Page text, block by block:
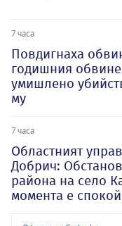
7 часа
Повдигнаха
годишния
умишлено
му
7 часа
Oбластният
Добрич:
района на село
момента е